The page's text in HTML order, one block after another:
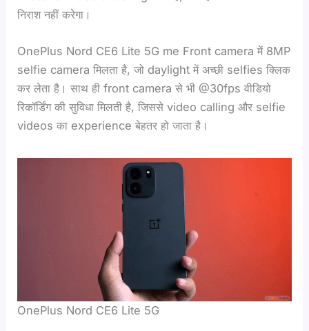
निराश नहीं करेगा।
OnePlus Nord CE6 Lite 5G me Front camera में 8MP
selfie camera मिलता है, जो daylight में अच्छी selfies क्लिक
कर लेता है। साथ ही front camera से भी @30fps वीडियो
रिकॉर्डिंग की सुविधा मिलती है, जिससे video calling और selfie
videos का experience बेहतर हो जाता है।
OnePlus Nord CE6 Lite 5G